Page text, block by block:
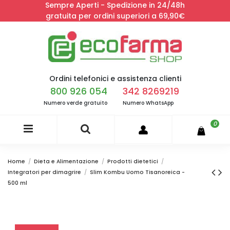
Sempre Aperti - Spedizione in 24/48h
gratuita per ordini superiori a 69,90€
Ordini telefonici e assistenza clienti
800 926 054
Numero verde gratuito
342 8269219
Numero WhatsApp
0
Home Dieta e Alimentazione
Prodotti dietetici
Integratori per dimagrire
Slim Kombu Uomo Tisanoreica -
500 ml